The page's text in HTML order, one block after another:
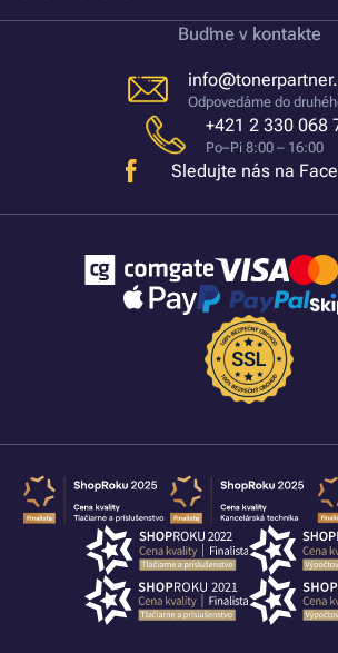
Buďme v kontakte
Odpovedáme do
+421 2 330 068
Po–Pi 8:00 – 16:00
Sledujte nás na